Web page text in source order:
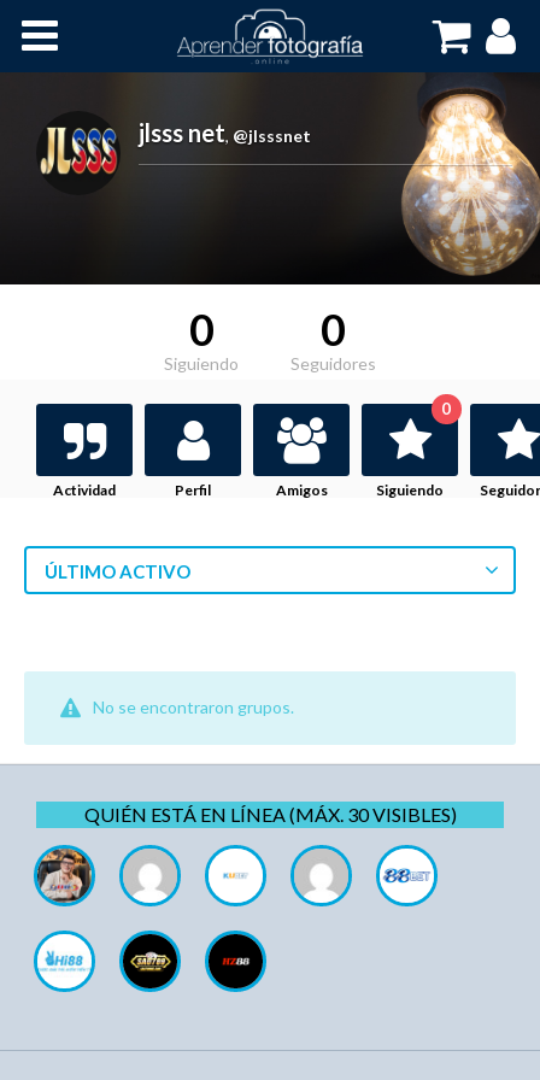
jlsss net, @jlsssnet
0
Siguiendo
0
Seguidores
Actividad Perfil Amigos Siguiendo
0
ÚLTIMO ACTIVO
No se encontraron grupos.
QUIÉN ESTÁ EN LÍNEA (MÁX. 30 VISIBLES)